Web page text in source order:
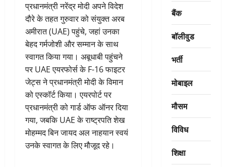
प्रधानमंत्री नरेंद्र मोदी अपने विदेश
दौरे के तहत गुरुवार को संयुक्त अरब
अमीरात (UAE) पहुंचे, जहां उनका
बेहद गर्मजोशी और सम्मान के साथ
स्वागत किया गया। अबूधाबी पहुंचने
पर UAE एयरफोर्स के F-16 फाइटर
जेट्स ने प्रधानमंत्री मोदी के विमान
को एस्कॉर्ट किया। एयरपोर्ट पर
प्रधानमंत्री को गार्ड ऑफ ऑनर दिया
गया, जबकि UAE के राष्ट्रपति शेख
मोहम्मद बिन जायद अल नाहयान स्वयं
उनके स्वागत के लिए मौजूद रहे।
बैंक
बॉलीवुड
भर्ती
मोबाइल
मौसम
विविध
शिक्षा